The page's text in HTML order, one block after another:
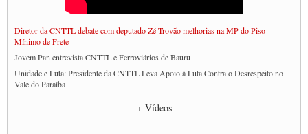
Diretor da CNTTL debate com deputado Zé Trovão melhorias na MP do Piso
Mínimo de Frete
Jovem Pan entrevista CNTTL e Ferroviários de Bauru
Unidade e Luta: Presidente da CNTTL Leva Apoio à Luta Contra o Desrespeito no
Vale do Paraíba
+ Vídeos